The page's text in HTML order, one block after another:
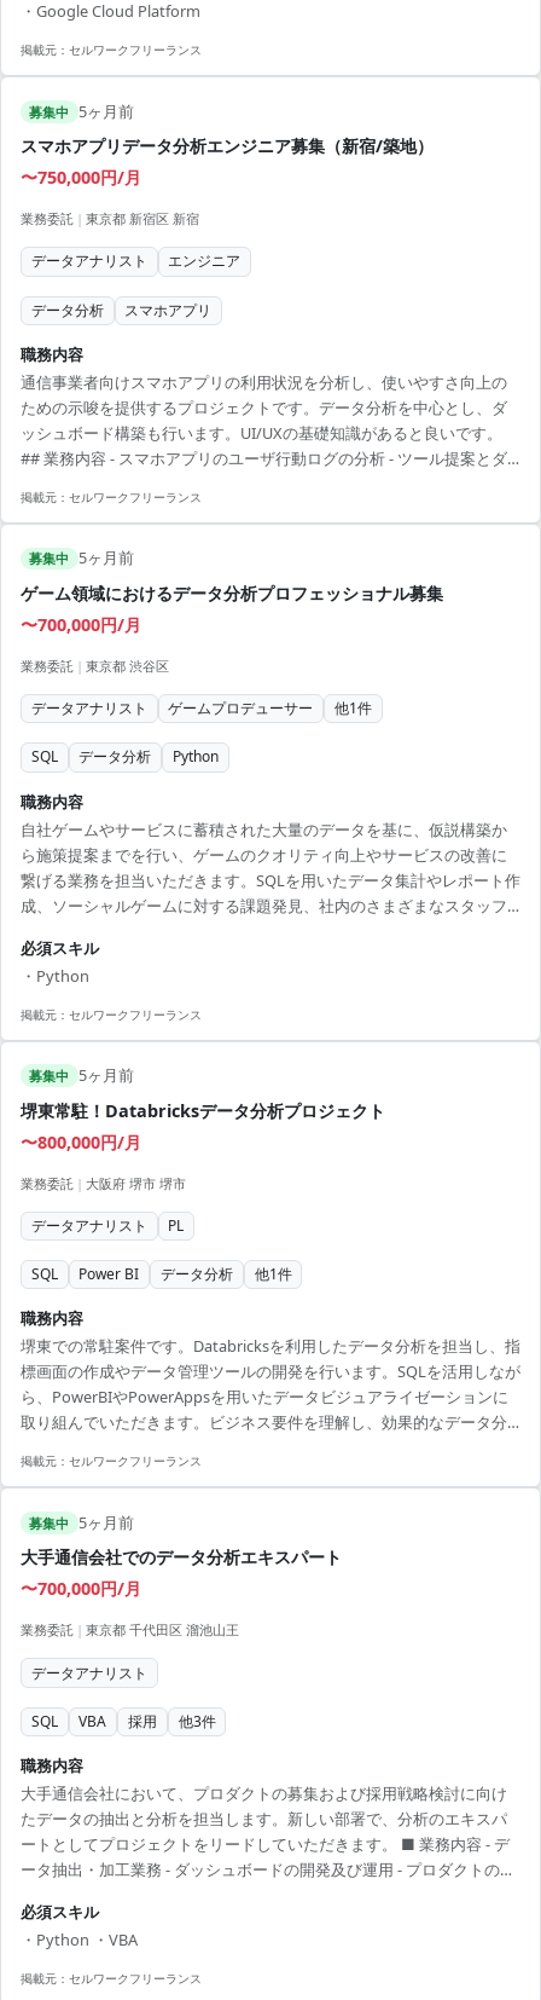
レンジ - UI/UXの知識を活かして顧客ニーズに応える - 新宿・築地の都
市部で働くチャンス - コミュニケーションを重視した職場環境 - 長期的
・Google Cloud Platform
掲載元： セルワークフリーランス
募集中 5ヶ月前
スマホアプリデータ分析エンジニア募集（新宿/築地）
〜750,000円/月
業務委託 | 東京都 新宿区 新宿
データアナリスト エンジニア
データ分析 スマホアプリ
職務内容
通信事業者向けスマホアプリの利用状況を分析し、使いやすさ向上の
ための示唆を提供するプロジェクトです。データ分析を中心とし、ダ
ッシュボード構築も行います。UI/UXの基礎知識があると良いです。
## 業務内容 - スマホアプリのユーザ行動ログの分析 - ツール提案とダ
と出社のバランスが良く、柔軟に働ける - 長期間安定したプロジェクト
行える
掲載元： セルワークフリーランス
募集中 5ヶ月前
ゲーム領域におけるデータ分析プロフェッショナル募集
〜700,000円/月
業務委託 | 東京都 渋谷区
データアナリスト ゲームプロデューサー 他1件
SQL データ分析 Python
職務内容
自社ゲームやサービスに蓄積された大量のデータを基に、仮説構築か
ら施策提案までを行い、ゲームのクオリティ向上やサービスの改善に
繋げる業務を担当いただきます。SQLを用いたデータ集計やレポート作
成、ソーシャルゲームに対する課題発見、社内のさまざまなスタッフ
に従事します。 【アピールポイント】 ・ゲームデータ分析のプロフェ
ッショナルを目指せる環境 ・自社の大規模なデータ資源を活用した実
務経験を積める ・最新の分析ツールや方法論を実践できるチャンス ・
必須スキル
・Python
掲載元： セルワークフリーランス
募集中 5ヶ月前
堺東常駐！Databricksデータ分析プロジェクト
〜800,000円/月
業務委託 | 大阪府 堺市 堺市
データアナリスト PL
SQL Power BI データ分析 他1件
職務内容
堺東での常駐案件です。Databricksを利用したデータ分析を担当し、指
標画面の作成やデータ管理ツールの開発を行います。SQLを活用しなが
ら、PowerBIやPowerAppsを用いたデータビジュアライゼーションに
取り組んでいただきます。ビジネス要件を理解し、効果的なデータ分
・最新の技術を用いたデータ分析業務に携われる ・PowerPlatformを
た業務推進 ・幅広いデータ管理ツールの開発経験が得られる ・面談2
回で、スムーズな選考プロセス
掲載元： セルワークフリーランス
募集中 5ヶ月前
大手通信会社でのデータ分析エキスパート
〜700,000円/月
業務委託 | 東京都 千代田区 溜池山王
データアナリスト
SQL VBA 採用 他3件
職務内容
大手通信会社において、プロダクトの募集および採用戦略検討に向け
たデータの抽出と分析を担当します。新しい部署で、分析のエキスパ
ートとしてプロジェクトをリードしていただきます。 ■ 業務内容 - デ
ータ抽出・加工業務 - ダッシュボードの開発及び運用 - プロダクトの募
びプロジェクト推進 【アピールポイント】 - 新しい部署で新規プロジ
ェクトに参加 - データ分析スキルをフルに活用できる環境 - SQLやBIツ
ールを用いた実践的な経験を積める - 自動化やツール化を推進する先駆
必須スキル
・Python ・VBA
掲載元： セルワークフリーランス